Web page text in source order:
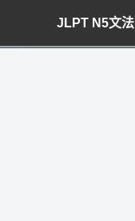
JLPT N5文法